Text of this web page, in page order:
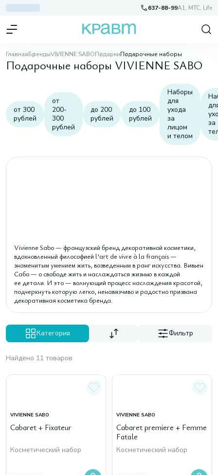
637-88-99A1, МТС, Life
ГлавнаяБрендыVIVIENNE SABOПодаркиПодарочные наборы
Подарочные наборы VIVIENNE SABO
от 300
рублей
от
200-
300
рублей
до 200
рублей
до 100
рублей
Наборы
для
ухода
за
лицом
и телом
за
Vivienne Sabo — французский бренд декоративной косметики,
вдохновленный философией l'art de vivre à la français —
знаменитым умением жить, возведенным в ранг искусства. Вивьен
Сабо — о свободе жить и наслаждаться жизнью в каждой
ее детали. И это — волнующий процесс наслаждения красотой,
подчеркнуть которую легко, ненавязчиво и радостно призвана
декоративная косметика бренда.
Категория Фильтр
Найдено 11 товаров
VIVIENNE SABO
Cabaret + Fixateur
Косметический набор
VIVIENNE SABO
Cabaret premiere + Femme
Fatale
Косметический набор